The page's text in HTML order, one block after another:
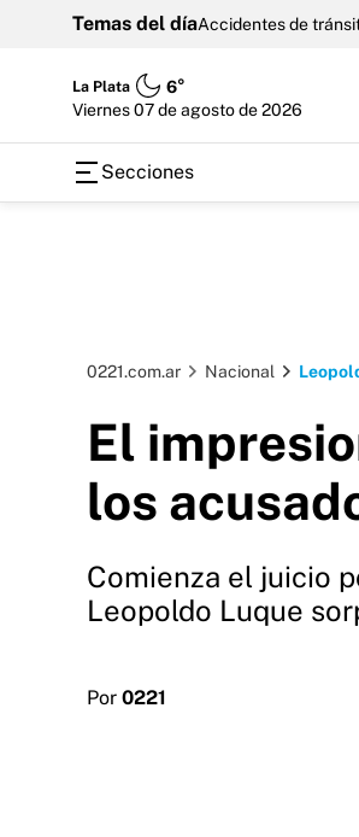
Temas del díaAccidentes de
La Plata
6°
viernes 07 de agosto de 2026
Secciones
0221.com.ar Nacional
El
los
Comienza el juicio
Leopoldo Luque
Por 0221